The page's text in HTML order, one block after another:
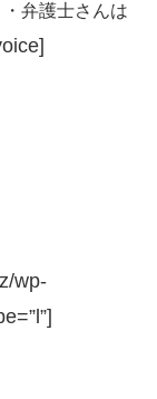
弁護士さんは
wp-